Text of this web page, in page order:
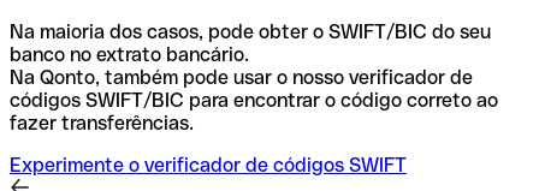
Na maioria dos casos, pode obter o SWIFT/BIC do seu
banco no extrato bancário.
Na Qonto, também pode usar o nosso verificador de
códigos SWIFT/BIC para encontrar o código correto ao
fazer transferências.
Experimente o verificador de códigos SWIFT